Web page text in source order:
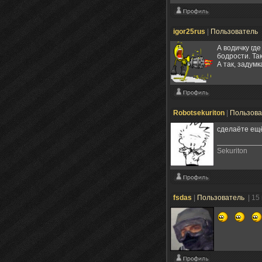
igor25rus Пользователь
А водичку
бодрости.
А так,
Robotsekuriton
сделаёте
Sekuriton
fsdas Пользователь |